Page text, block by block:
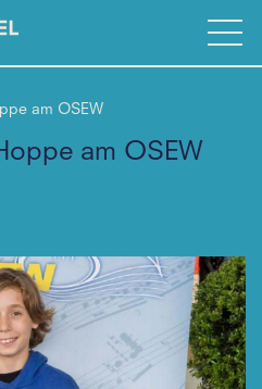
am OSEW
am OSEW